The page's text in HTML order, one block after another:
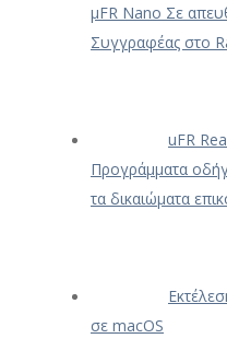
μFR Nano Σε
Συγγραφέας στο
uFR
Προγράμματα
τα δικαιώματα
σε macOS